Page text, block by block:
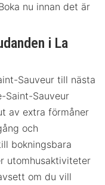
nu innan det är
i La
Sauveur till nästa
Saint-Sauveur
av extra förmåner
och
bokningsbara
utomhusaktiviteter
om du vill